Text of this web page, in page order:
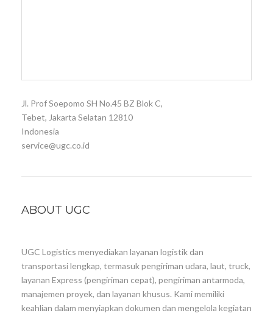
Jl. Prof Soepomo SH No.45 BZ Blok C,
Tebet, Jakarta Selatan 12810
Indonesia
service@ugc.co.id
ABOUT UGC
UGC Logistics menyediakan layanan logistik dan
transportasi lengkap, termasuk pengiriman udara, laut, truck,
layanan Express (pengiriman cepat), pengiriman antarmoda,
manajemen proyek, dan layanan khusus. Kami memiliki
keahlian dalam menyiapkan dokumen dan mengelola kegiatan